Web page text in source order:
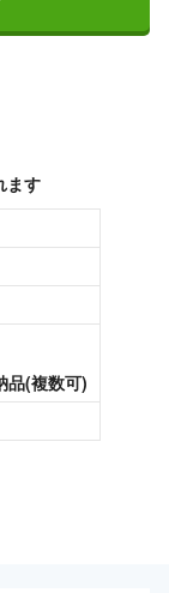
ます
品(複数可)